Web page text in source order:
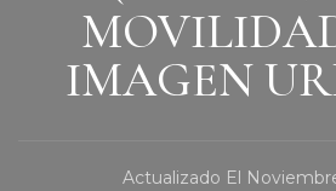
IMAGEN
Actualizado El